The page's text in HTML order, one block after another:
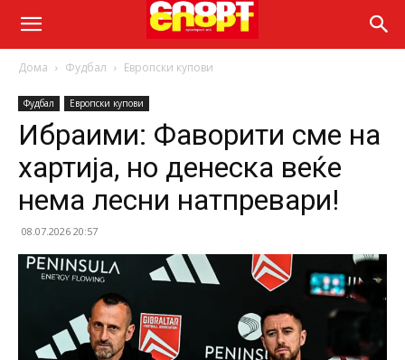
Дома Фудбал Европски купови
Фудбал Европски купови
Ибраими: Фаворити сме на
хартија, но денеска веќе
нема лесни натпревари!
08.07.2026 20:57